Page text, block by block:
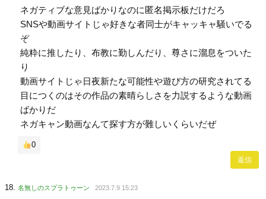
ネガティブな意見ばかりなのに匿名掲示板だけだろ
SNSや動画サイトじゃ好きな者同士がキャッキャ騒いでる
ぞ
純粋に推したり、布教に勤しんだり、尊さに溜息をついた
り
動画サイトじゃ日夜新たな可能性や遊び方の研究されてる
目につくのはその作品の素晴らしさを力説するような動画
ばかりだ
ネガキャン動画なんて探す方が難しいくらいだぜ
0
返信
名無しのスプラトゥーン 2023.7.9 15:23